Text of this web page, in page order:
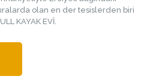
olan en der tesislerden biri
KAYAK EVİ.